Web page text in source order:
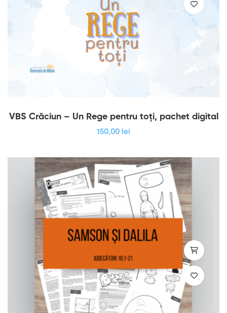
VBS Crăciun – Un Rege pentru toți, pachet digital
150,00 lei